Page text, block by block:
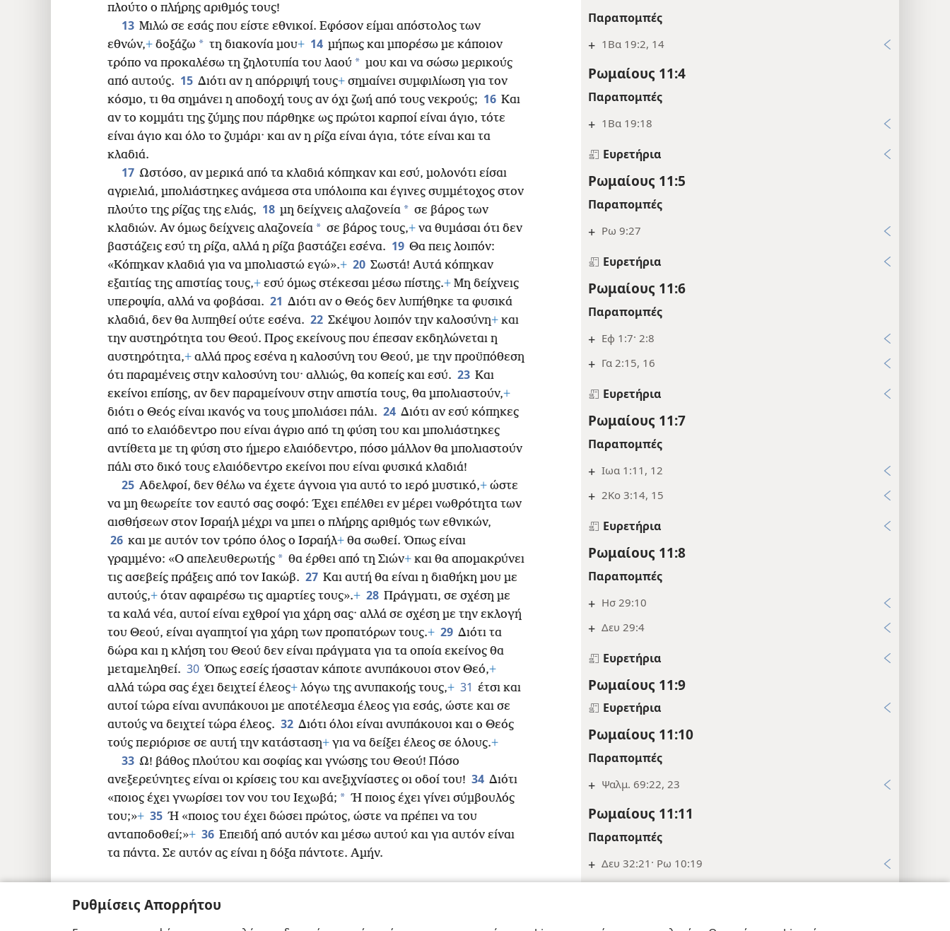
Ρυθμίσεις Απορρήτου
Παραπομπές
+ 1Βα 19:2, 14
Ρωμαίους 11:4
Παραπομπές
+ 1Βα 19:18
Ευρετήρια
Ρωμαίους 11:5
Παραπομπές
+ Ρω 9:27
Ευρετήρια
Ρωμαίους 11:6
Παραπομπές
+ Εφ 1:7· 2:8
+ Γα 2:15, 16
Ευρετήρια
Ρωμαίους 11:7
Παραπομπές
+ Ιωα 1:11, 12
+ 2Κο 3:14, 15
Ευρετήρια
Ρωμαίους 11:8
Παραπομπές
+ Ησ 29:10
+ Δευ 29:4
Ευρετήρια
Ρωμαίους 11:9
Ευρετήρια
Ρωμαίους 11:10
Παραπομπές
+ Ψαλμ. 69:22, 23
Ρωμαίους 11:11
Παραπομπές
+ Δευ 32:21· Ρω 10:19
πλούτο ο πλήρης αριθμός τους!
13 Μιλώ σε εσάς που είστε εθνικοί. Εφόσον είμαι απόστολος των
εθνών,+ δοξάζω * τη διακονία μου+ 14 μήπως και μπορέσω με κάποιον
τρόπο να προκαλέσω τη ζηλοτυπία του λαού * μου και να σώσω μερικούς
από αυτούς. 15 Διότι αν η απόρριψή τους+ σημαίνει συμφιλίωση για τον
κόσμο, τι θα σημάνει η αποδοχή τους αν όχι ζωή από τους νεκρούς; 16 Και
αν το κομμάτι της ζύμης που πάρθηκε ως πρώτοι καρποί είναι άγιο, τότε
είναι άγιο και όλο το ζυμάρι· και αν η ρίζα είναι άγια, τότε είναι και τα
κλαδιά.
17 Ωστόσο, αν μερικά από τα κλαδιά κόπηκαν και εσύ, μολονότι είσαι
αγριελιά, μπολιάστηκες ανάμεσα στα υπόλοιπα και έγινες συμμέτοχος στον
πλούτο της ρίζας της ελιάς, 18 μη δείχνεις αλαζονεία * σε βάρος των
κλαδιών. Αν όμως δείχνεις αλαζονεία * σε βάρος τους,+ να θυμάσαι ότι δεν
βαστάζεις εσύ τη ρίζα, αλλά η ρίζα βαστάζει εσένα. 19 Θα πεις λοιπόν:
«Κόπηκαν κλαδιά για να μπολιαστώ εγώ».+ 20 Σωστά! Αυτά κόπηκαν
εξαιτίας της απιστίας τους,+ εσύ όμως στέκεσαι μέσω πίστης.+ Μη δείχνεις
υπεροψία, αλλά να φοβάσαι. 21 Διότι αν ο Θεός δεν λυπήθηκε τα φυσικά
κλαδιά, δεν θα λυπηθεί ούτε εσένα. 22 Σκέψου λοιπόν την καλοσύνη+ και
την αυστηρότητα του Θεού. Προς εκείνους που έπεσαν εκδηλώνεται η
αυστηρότητα,+ αλλά προς εσένα η καλοσύνη του Θεού, με την προϋπόθεση
ότι παραμένεις στην καλοσύνη του· αλλιώς, θα κοπείς και εσύ. 23 Και
εκείνοι επίσης, αν δεν παραμείνουν στην απιστία τους, θα μπολιαστούν,+
διότι ο Θεός είναι ικανός να τους μπολιάσει πάλι. 24 Διότι αν εσύ κόπηκες
από το ελαιόδεντρο που είναι άγριο από τη φύση του και μπολιάστηκες
αντίθετα με τη φύση στο ήμερο ελαιόδεντρο, πόσο μάλλον θα μπολιαστούν
πάλι στο δικό τους ελαιόδεντρο εκείνοι που είναι φυσικά κλαδιά!
25 Αδελφοί, δεν θέλω να έχετε άγνοια για αυτό το ιερό μυστικό,+ ώστε
να μη θεωρείτε τον εαυτό σας σοφό: Έχει επέλθει εν μέρει νωθρότητα των
αισθήσεων στον Ισραήλ μέχρι να μπει ο πλήρης αριθμός των εθνικών,
26 και με αυτόν τον τρόπο όλος ο Ισραήλ+ θα σωθεί. Όπως είναι
γραμμένο: «Ο απελευθερωτής * θα έρθει από τη Σιών+ και θα απομακρύνει
τις ασεβείς πράξεις από τον Ιακώβ. 27 Και αυτή θα είναι η διαθήκη μου με
αυτούς,+ όταν αφαιρέσω τις αμαρτίες τους».+ 28 Πράγματι, σε σχέση με
τα καλά νέα, αυτοί είναι εχθροί για χάρη σας· αλλά σε σχέση με την εκλογή
του Θεού, είναι αγαπητοί για χάρη των προπατόρων τους.+ 29 Διότι τα
δώρα και η κλήση του Θεού δεν είναι πράγματα για τα οποία εκείνος θα
μεταμεληθεί. 30 Όπως εσείς ήσασταν κάποτε ανυπάκουοι στον Θεό,+
αλλά τώρα σας έχει δειχτεί έλεος+ λόγω της ανυπακοής τους,+ 31 έτσι και
αυτοί τώρα είναι ανυπάκουοι με αποτέλεσμα έλεος για εσάς, ώστε και σε
αυτούς να δειχτεί τώρα έλεος. 32 Διότι όλοι είναι ανυπάκουοι και ο Θεός
τούς περιόρισε σε αυτή την κατάσταση+ για να δείξει έλεος σε όλους.+
33 Ω! βάθος πλούτου και σοφίας και γνώσης του Θεού! Πόσο
ανεξερεύνητες είναι οι κρίσεις του και ανεξιχνίαστες οι οδοί του! 34 Διότι
«ποιος έχει γνωρίσει τον νου του Ιεχωβά; * Ή ποιος έχει γίνει σύμβουλός
του;»+ 35 Ή «ποιος του έχει δώσει πρώτος, ώστε να πρέπει να του
ανταποδοθεί;»+ 36 Επειδή από αυτόν και μέσω αυτού και για αυτόν είναι
τα πάντα. Σε αυτόν ας είναι η δόξα πάντοτε. Αμήν.
Πολιτική Απορρήτου Ρυθμίσεις Απορρήτου Σύνδεση